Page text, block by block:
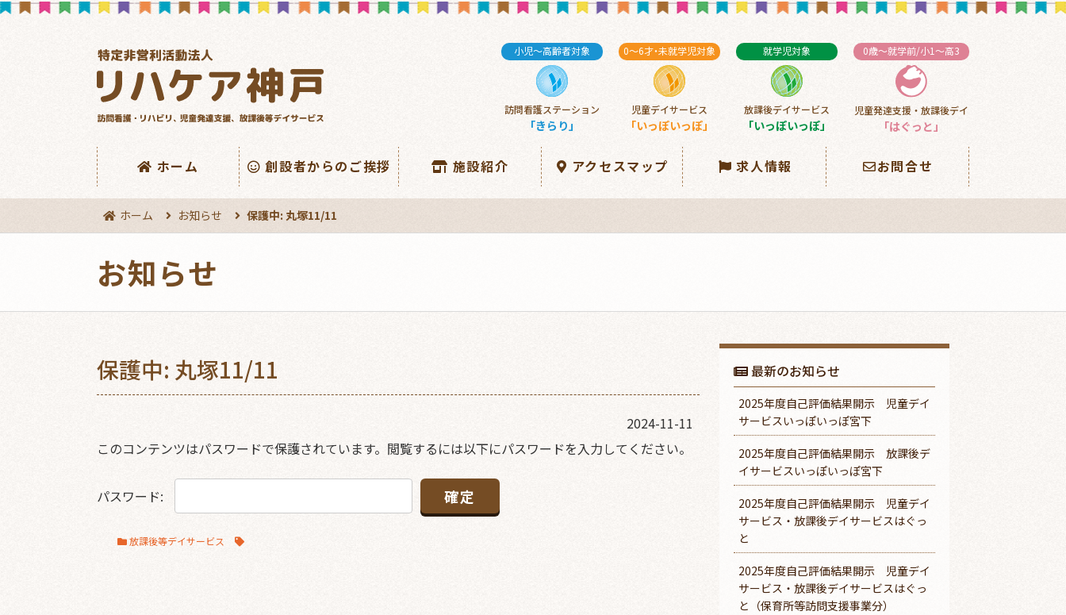
小児～高齢者対象
訪問看護ステーション
「きらり」
0～6才・未就学児対象
児童デイサービス
「いっぽいっぽ」
就学児対象
放課後デイサービス
「いっぽいっぽ」
0歳～就学前/小1～高3
児童発達支援・放課後デイ
「はぐっと」
ホーム 創設者からのご挨拶 施設紹介 アクセスマップ 求人情報 お問合せ
ホーム お知らせ 保護中: 丸塚11/11
お知らせ
保護中: 丸塚11/11
2024-11-11
このコンテンツはパスワードで保護されています。閲覧するには以下にパスワードを入力してください。
パスワード:
放課後等デイサービス
最新のお知らせ
2025年度自己評価結果開示 児童デイ
サービスいっぽいっぽ宮下
2025年度自己評価結果開示 放課後デ
イサービスいっぽいっぽ宮下
2025年度自己評価結果開示 児童デイ
サービス・放課後デイサービスはぐっ
と
2025年度自己評価結果開示 児童デイ
サービス・放課後デイサービスはぐっ
と（保育所等訪問支援事業分）